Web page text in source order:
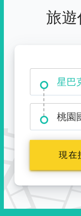
旅
星巴
大霸
桃園
現在